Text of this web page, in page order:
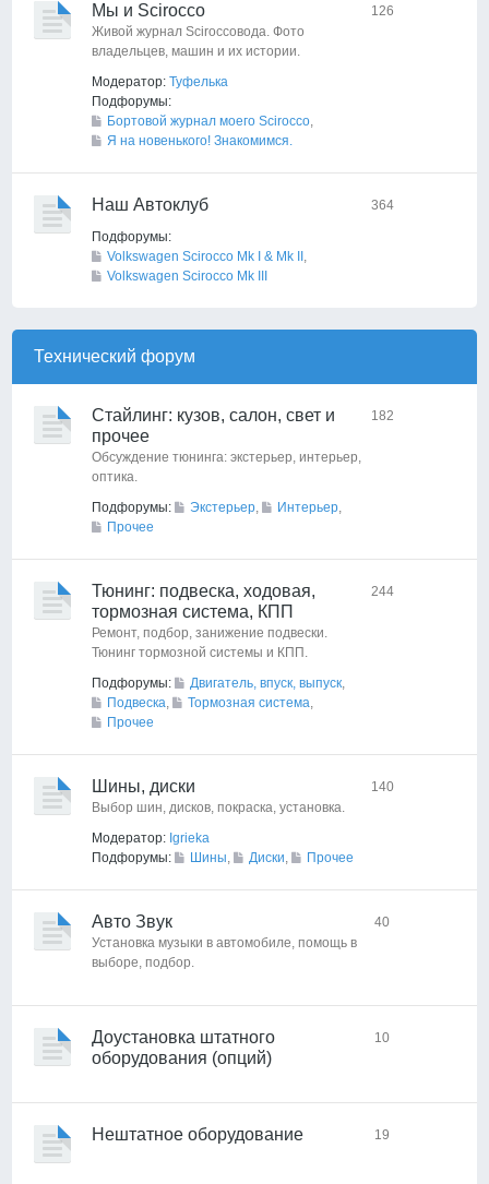
Мы и Scirocco
Живой журнал Sciroccoвода. Фото
владельцев, машин и их истории.
Модератор: Туфелька
Подфорумы:
Бортовой журнал моего Scirocco,
Я на новенького! Знакомимся.
126
Наш Автоклуб
Подфорумы:
Volkswagen Scirocco Mk I & Mk II ,
Volkswagen Scirocco Mk III
364
Технический форyм
Стайлинг: кузов, салон, свет и
прочее
Обсуждение тюнинга: экстерьер, интерьер,
оптика.
Подфорумы:
Экстерьер, Интерьер,
Прочее
182
Тюнинг: подвеска, ходовая,
тормозная система, КПП
Ремонт, подбор, занижение подвески.
Тюнинг тормозной системы и КПП.
Подфорумы:
Двигатель, впуск, выпуск,
Подвеска, Тормозная система,
Прочее
244
Шины, диски
Выбор шин, дисков, покраска, установка.
Модератор: Igrieka
Подфорумы:
Шины, Диски, Прочее
140
Авто Звук
Установка музыки в автомобиле, помощь в
выборе, подбор.
40
Доустановка штатного
оборудования (опций)
10
Нештатное оборудование 19